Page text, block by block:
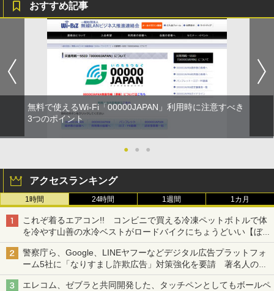
おすすめ記事
無料で使えるWi-Fi「00000JAPAN」利用時に注意すべき
3つのポイント
● ● ●
アクセスランキング
1時間 24時間 1週間 1カ月
これぞ着るエアコン!! コンビニで買える冷凍ペットボトルで体
を冷やす山善の水冷ベストがロードバイクにちょうどいい【ぼっ
ち・ざ・ろーど！その14】【空いた時間でなにしてる？】
警察庁ら、Google、LINEヤフーなどデジタル広告プラットフォ
ーム5社に「なりすまし詐欺広告」対策強化を要請 著名人の写
真や映像を使った投資詐欺などへの対策として
エレコム、ゼブラと共同開発した、タッチペンとしてもボールペ